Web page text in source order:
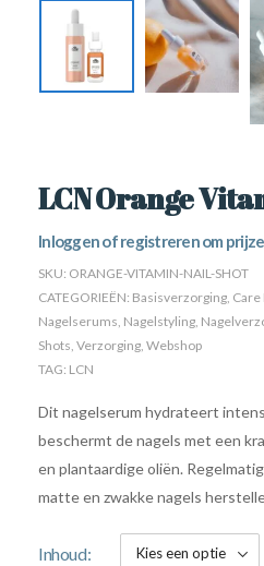
LCN Orange
Inloggen of registreren om
SKU: ORANGE-VITAMIN-NAIL-SHOT
CATEGORIEËN: Basisverzorging, Care
Nagelserums, Nagelstyling,
Shots, Verzorging, Webshop
TAG: LCN
Dit nagelserum hydrateert
beschermt de nagels met een
en plantaardige oliën.
matte en zwakke nagels
Inhoud